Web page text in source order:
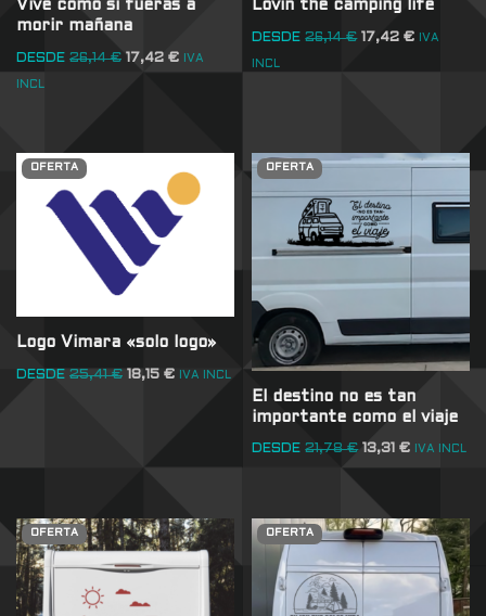
Vive como si fueras a
morir mañana
DESDE 26,14€ 17,42 € IVA
INCL
Lovin the camping life
DESDE 26,14€ 17,42€ IVA
INCL
OFERTA
Logo Vimara «solo logo»
DESDE 25,41€ 18,15 € IVA INCL
OFERTA
El destino no es tan
importante como el viaje
DESDE 21,78€ 13,31€ IVA INCL
OFERTA OFERTA